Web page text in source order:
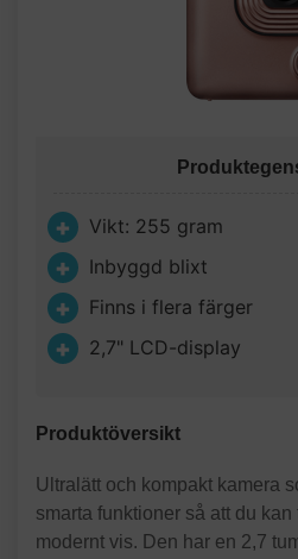
Vikt: 255 gram
Inbyggd blixt
Finns i flera färger
2,7" LCD-display
Produktöversikt
Ultralätt och kompakt kamera
smarta funktioner så att du
modernt vis. Den har en 2,7